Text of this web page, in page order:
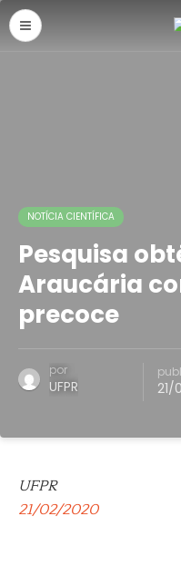
NOTÍCIA CIENTÍFICA
Pesquisa
Araucária
precoce
por
UFPR 21/
UFPR
21/02/2020